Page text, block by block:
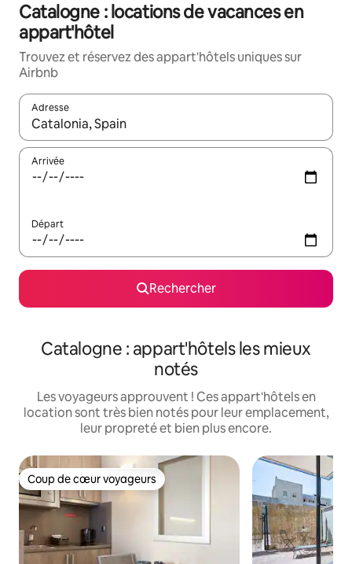
Catalogne : locations de vacances en
appart'hôtel
Trouvez et réservez des appart'hôtels uniques sur
Airbnb
Adresse
Lorsque les résultats s'affichent, utilisez les flèches vers le
Arrivée
Départ
Rechercher
Catalogne : appart'hôtels les mieux
notés
Les voyageurs approuvent ! Ces appart'hôtels en
location sont très bien notés pour leur emplacement,
leur propreté et bien plus encore.
Coup de cœur voyageurs
Coup de cœur voyageurs